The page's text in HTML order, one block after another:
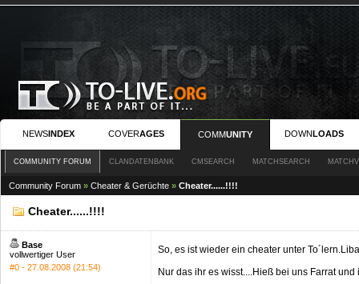
NEWSINDEX COVERAGES COMMUNITY DOWNLOADS
COMMUNITY FORUM CLANDATENBANK CMSEARCH MATCHSEARCH
Community Forum » Cheater & Gerüchte » Cheater......!!!!
Cheater......!!!!
Base
vollwertiger User
#0 - 27.08.2008 (21:54)
So, es ist wieder ein cheater unter
Nur das ihr es wisst....Hieß bei uns Farrat und